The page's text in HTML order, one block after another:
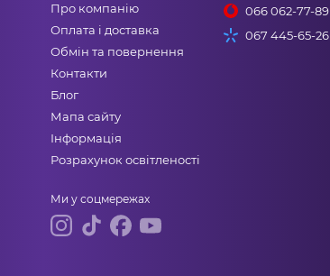
Про компанію
Оплата і доставка
Обмін та повернення
Контакти
Блог
Мапа сайту
Інформація
Розрахунок освітленості
Ми у соцмережах
066 062-77-89
067 445-65-26